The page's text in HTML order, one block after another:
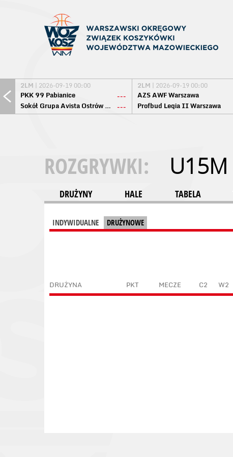
2LM | 2026-09-19 00:00
PKK 99 Pabianice
---
Sokół Grupa Avista Ostrów Maz. ---
2LM | 2026-09-19 00:00
AZS AWF Warszawa
Profbud Legia II Warszawa
ROZGRYWKI: U15M
DRUŻYNY HALE TABELA
INDYWIDUALNE DRUŻYNOWE
DRUŻYNA PKT MECZE C2 W2